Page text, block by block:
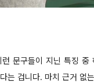
문구들이 지닌 특징 중
는 겁니다. 마치 근거 없